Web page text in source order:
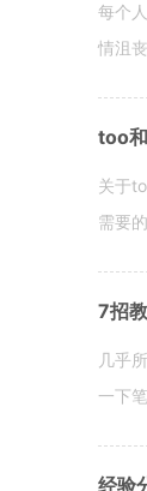
每个
情沮
too
关于
需要
7招
几乎
一下
经验